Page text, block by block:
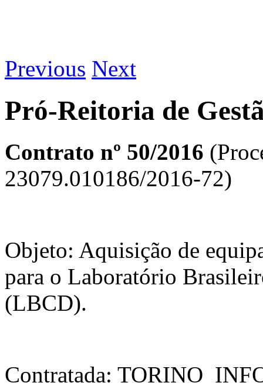
Previous Next
Pró-Reitoria de
Contrato nº 50/2016
23079.010186/2016-72)
Objeto: Aquisição de
para o Laboratório
(LBCD).
Contratada: TORINO